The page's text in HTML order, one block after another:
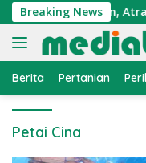
Langsung
ke
konten
Breaking News
Nelayan,
Berita Pertanian
Petai Cina